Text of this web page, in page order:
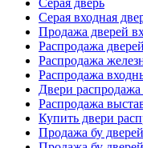
Серая дверь
Серая входная
Продажа дверей
Распродажа
Распродажа
Распродажа
Двери распродажа
Распродажа
Купить двери
Продажа бу